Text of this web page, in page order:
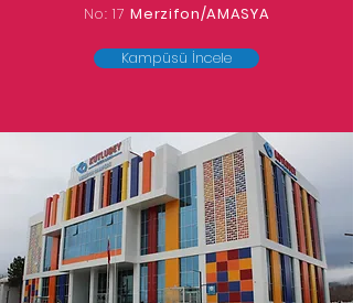
No: 17Merzifon/AMASYA
Kampüsü İncele